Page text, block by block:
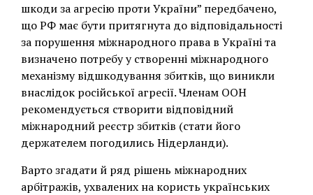
шкоди за агресію проти України” передбачено,
що РФ має бути притягнута до відповідальності
за порушення міжнародного права в Україні та
визначено потребу у створенні міжнародного
механізму відшкодування збитків, що виникли
внаслідок російської агресії. Членам ООН
рекомендується створити відповідний
міжнародний реєстр збитків (стати його
держателем погодились Нідерланди).
Варто згадати й ряд рішень міжнародних
арбітражів, ухвалених на користь українських